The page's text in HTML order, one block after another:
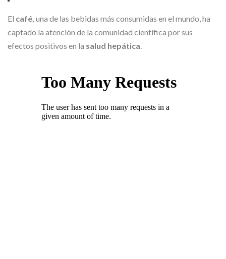
El café, una de las bebidas más consumidas en el mundo, ha
captado la atención de la comunidad científica por sus
efectos positivos en la salud hepática